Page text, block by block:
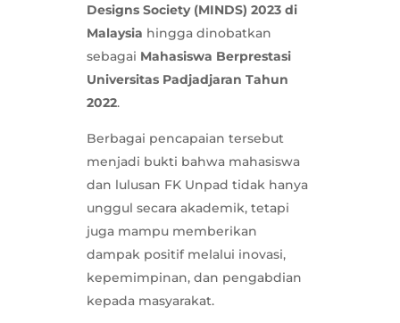
Designs Society (MINDS) 2023 di
Malaysia hingga dinobatkan
sebagai Mahasiswa Berprestasi
Universitas Padjadjaran Tahun
2022.
Berbagai pencapaian tersebut
menjadi bukti bahwa mahasiswa
dan lulusan FK Unpad tidak hanya
unggul secara akademik, tetapi
juga mampu memberikan
dampak positif melalui inovasi,
kepemimpinan, dan pengabdian
kepada masyarakat.